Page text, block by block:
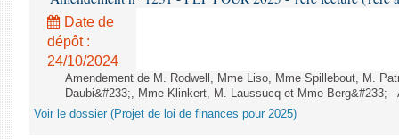
Date de
dépôt :
24/10/2024
Amendement de M. Rodwell, Mme Liso, Mme Spillebout, M.
Daubi&#233;, Mme Klinkert, M. Laussucq et Mme Berg&#233;
Voir le dossier (Projet de loi de finances pour 2025)